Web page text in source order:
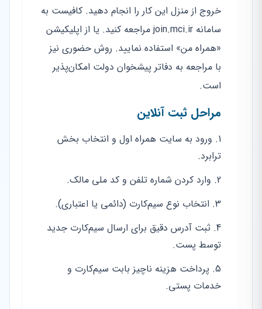
خروج از منزل این کار را انجام دهید. کافیست به
سامانه join.mci.ir مراجعه کنید. یا از اپلیکیشن
«همراه من» استفاده نمایید. روش حضوری نیز
با مراجعه به دفاتر پیشخوان دولت امکان‌پذیر
است.
مراحل ثبت آنلاین
ورود به سایت همراه اول و انتخاب بخش
ترابرد.
وارد کردن شماره تلفن و کد ملی مالک.
انتخاب نوع سیم‌کارت (دائمی یا اعتباری).
ثبت آدرس دقیق برای ارسال سیم‌کارت جدید
توسط پست.
پرداخت هزینه ناچیز بابت سیم‌کارت و
خدمات پستی.